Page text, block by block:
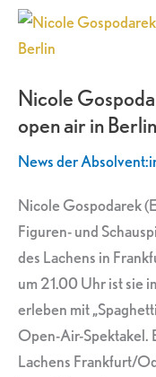
Nicole
open air in Berlin
News der
Nicole Gospodarek
Figuren- und
des Lachens in
um 21.00 Uhr ist sie
erleben mit
Open-Air-Spektakel.
Lachens Frankfurt/
Nicole
Gospodarek:
Mortale“
open
air
Berlin